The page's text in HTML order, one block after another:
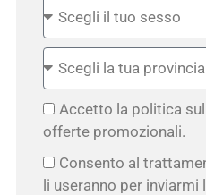
Accetto la politica
offerte promozionali.
Consento al
li useranno per